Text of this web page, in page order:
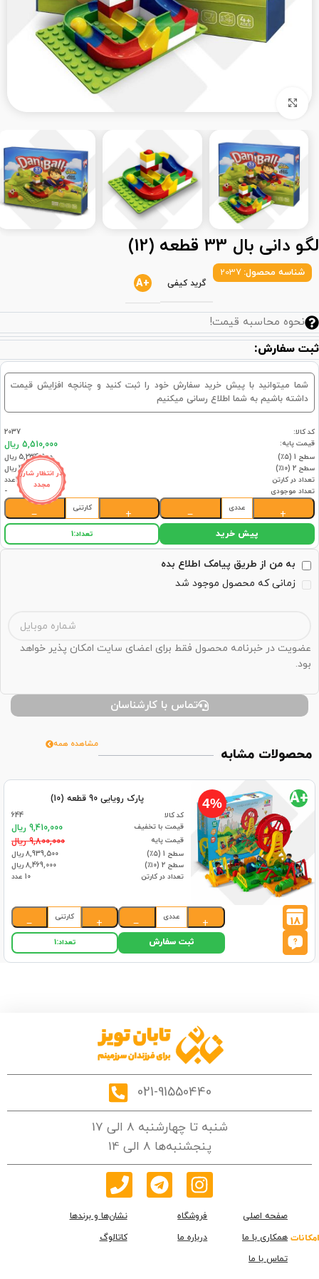
لگو دانی بال 33 قطعه (12)
شناسه محصول: 2037
گرید کیفی +A
نحوه محاسبه قیمت!
ثبت سفارش:
شما میتوانید با پیش خرید سفارش خود را ثبت کنید و چنانچه افزایش قیمت
داشته باشیم به شما اطلاع رسانی میکنیم
در انتظار شارژ
مجدد
کد کالا:
2037
قیمت پایه:
5,510,000 ریال
سطح 1 (۵٪)
5,234,500 ریال
سطح 2 (۱۰٪)
4,959,000 ریال
تعداد در کارتن
12عدد
تعداد موجودی
-
+
عددی
−
+
کارتنی
−
پیش خرید تعداد:1
به من از طریق پیامک اطلاع بده
زمانی که محصول موجود شد
عضویت در خبرنامه محصول فقط برای اعضای سایت امکان پذیر خواهد
بود.
تماس با کارشناسان
محصولات مشابه
مشاهده همه
4% پارک رویایی 90 قطعه (10)
کد کالا
644
قیمت با تخفیف
9,410,000 ریال
قیمت پایه 9,800,000 ریال
سطح 1 (۵٪)
8,939,500 ریال
سطح 2 (۱۰٪)
8,469,000 ریال
تعداد در کارتن
10 عدد
18
+A
+
عددی
−
+
کارتنی
−
ثبت سفارش تعداد:1
021-91550440
شنبه تا چهارشنبه 8 الی 17
پنجشنبه‌ها 8 الی 14
امکانات
صفحه اصلی فروشگاه
نشان‌ها و برندها
همکاری با ما
درباره ما
کاتالوگ
تماس با ما